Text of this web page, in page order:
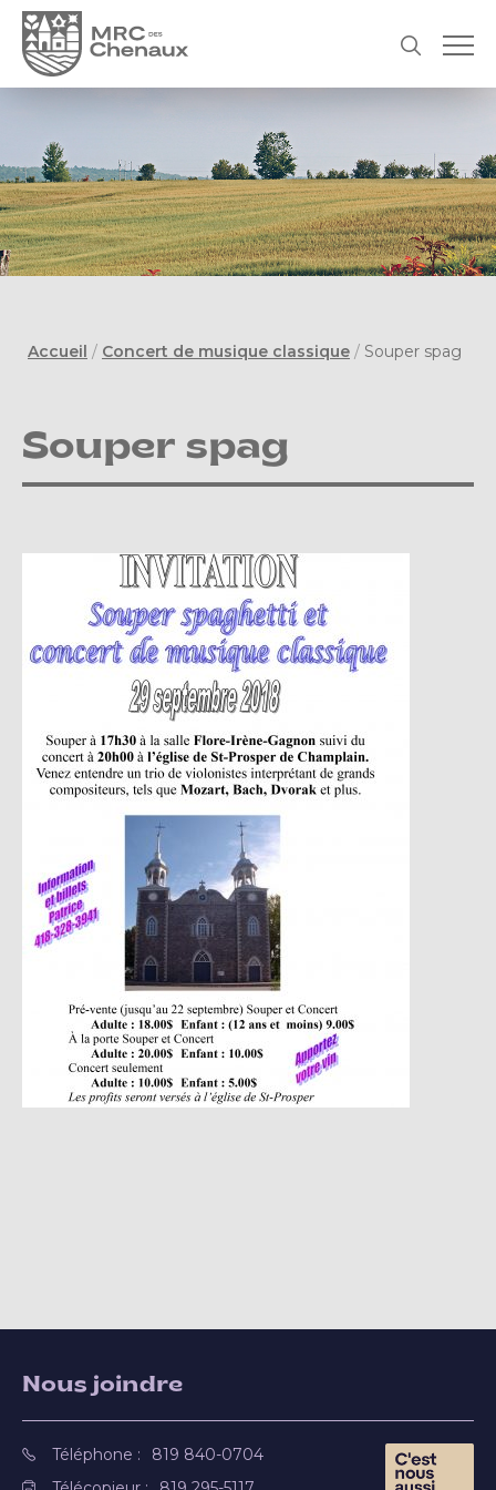
Accueil / Concert de musique classique / Souper spag
Souper spag
Nous joindre
Téléphone :
819 840-0704